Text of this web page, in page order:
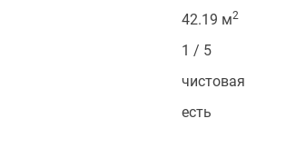
42.19 м2
1 / 5
чистовая
есть